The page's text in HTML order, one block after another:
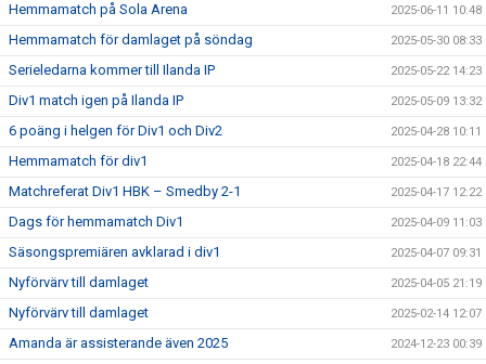
Hemmamatch på Sola Arena 2025-06-11 10:48
Hemmamatch för damlaget på söndag 2025-05-30 08:33
Serieledarna kommer till Ilanda IP 2025-05-22 14:23
Div1 match igen på Ilanda IP 2025-05-09 13:32
6 poäng i helgen för Div1 och Div2 2025-04-28 10:11
Hemmamatch för div1 2025-04-18 22:44
Matchreferat Div1 HBK – Smedby 2-1 2025-04-17 12:22
Dags för hemmamatch Div1 2025-04-09 11:03
Säsongspremiären avklarad i div1 2025-04-07 09:31
Nyförvärv till damlaget 2025-04-05 21:19
Nyförvärv till damlaget 2025-02-14 12:07
Amanda är assisterande även 2025 2024-12-23 00:39